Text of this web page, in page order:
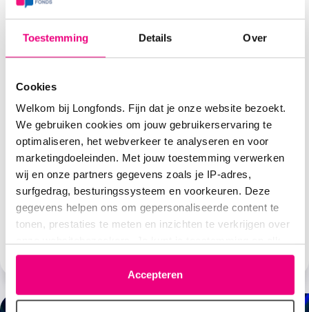
Toestemming Details Over
Cookies
Welkom bij Longfonds. Fijn dat je onze website bezoekt.
We gebruiken cookies om jouw gebruikerservaring te
optimaliseren, het webverkeer te analyseren en voor
marketingdoeleinden. Met jouw toestemming verwerken
wij en onze partners gegevens zoals je IP-adres,
surfgedrag, besturingssysteem en voorkeuren. Deze
gegevens helpen ons om gepersonaliseerde content te
tonen, prestaties te meten en inzichten te verkrijgen over
moment wijzigen of intrekken via het cookie-icoontje
linksonder elke pagina. De lijst met partners is te vinden
in het tabblad “details”.
Accepteren
19 december 2025
Onze brief aan de informateur
Op dit moment geeft de informateur Rianne Letschert
vorm aan het nieuwe coalitieakkoord. Vandaag
ontvangt zij onze brief.
Lees meerover
Onze
de